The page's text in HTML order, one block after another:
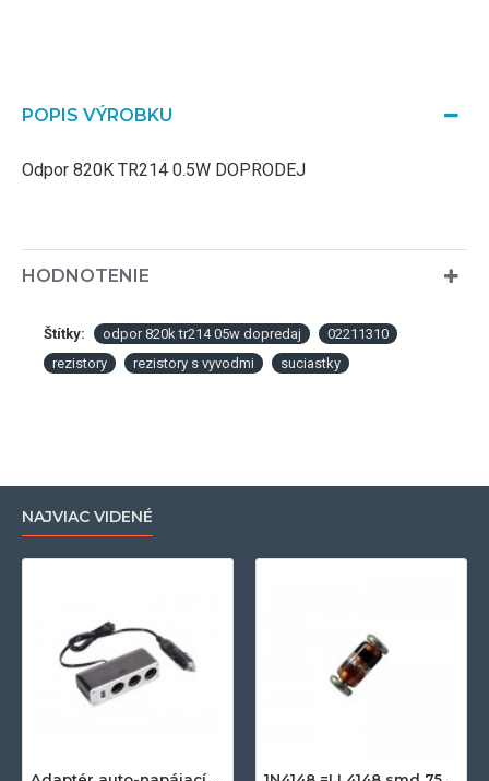
POPIS VÝROBKU
Odpor 820K TR214 0.5W DOPRODEJ
HODNOTENIE
Štítky: odpor 820k tr214 05w dopredaj
02211310
rezistory
rezistory s vyvodmi suciastky
NAJVIAC VIDENÉ